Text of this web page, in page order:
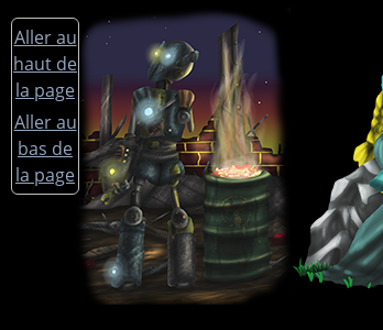
Aller au
haut de
la page
Aller au
bas de
la page